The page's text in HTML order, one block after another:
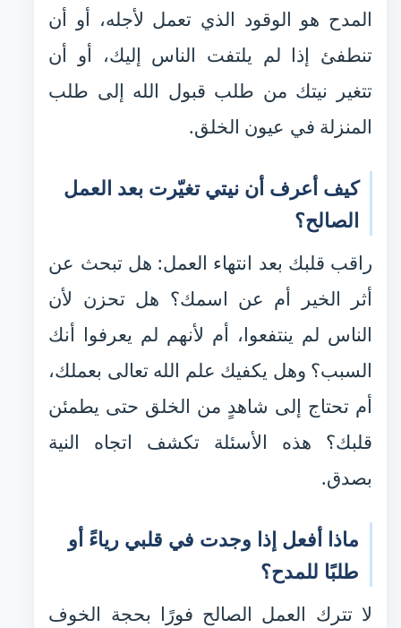
المدح هو الوقود الذي تعمل لأجله، أو أن
تنطفئ إذا لم يلتفت الناس إليك، أو أن
تتغير نيتك من طلب قبول الله إلى طلب
المنزلة في عيون الخلق.
كيف أعرف أن نيتي تغيّرت بعد العمل
الصالح؟
راقب قلبك بعد انتهاء العمل: هل تبحث عن
أثر الخير أم عن اسمك؟ هل تحزن لأن
الناس لم ينتفعوا، أم لأنهم لم يعرفوا أنك
السبب؟ وهل يكفيك علم الله تعالى بعملك،
أم تحتاج إلى شاهدٍ من الخلق حتى يطمئن
قلبك؟ هذه الأسئلة تكشف اتجاه النية
بصدق.
ماذا أفعل إذا وجدت في قلبي رياءً أو
طلبًا للمدح؟
لا تترك العمل الصالح فورًا بحجة الخوف